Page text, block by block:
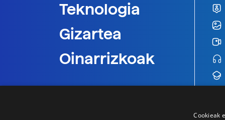
Teknologia
Gizartea
Oinarrizkoak
Cookieak